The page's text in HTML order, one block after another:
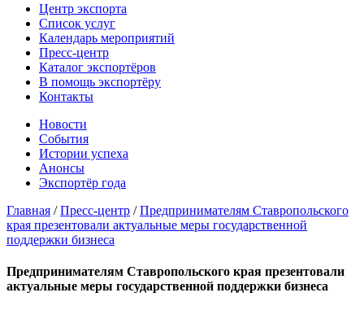
Центр экспорта
Список услуг
Календарь мероприятий
Пресс-центр
Каталог экспортёров
В помощь экспортёру
Контакты
Новости
События
Истории успеха
Анонсы
Экспортёр года
Главная /Пресс-центр /Предпринимателям Ставропольского
края презентовали актуальные меры государственной
поддержки бизнеса
Предпринимателям Ставропольского края презентовали
актуальные меры государственной поддержки бизнеса